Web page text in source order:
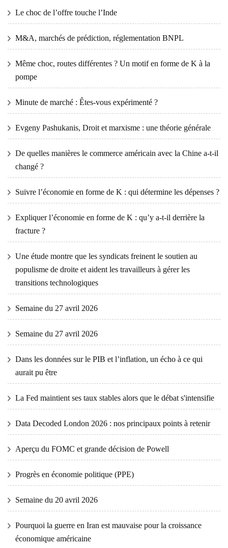
Le choc de l’offre touche l’Inde
M&A, marchés de prédiction, réglementation BNPL
Même choc, routes différentes ? Un motif en forme de K à la
pompe
Minute de marché : Êtes-vous expérimenté ?
Evgeny Pashukanis, Droit et marxisme : une théorie générale
De quelles manières le commerce américain avec la Chine a-t-il
changé ?
Suivre l’économie en forme de K : qui détermine les dépenses ?
Expliquer l’économie en forme de K : qu’y a-t-il derrière la
fracture ?
Une étude montre que les syndicats freinent le soutien au
populisme de droite et aident les travailleurs à gérer les
transitions technologiques
Semaine du 27 avril 2026
Semaine du 27 avril 2026
Dans les données sur le PIB et l’inflation, un écho à ce qui
aurait pu être
La Fed maintient ses taux stables alors que le débat s'intensifie
Data Decoded London 2026 : nos principaux points à retenir
Aperçu du FOMC et grande décision de Powell
Progrès en économie politique (PPE)
Semaine du 20 avril 2026
Pourquoi la guerre en Iran est mauvaise pour la croissance
économique américaine